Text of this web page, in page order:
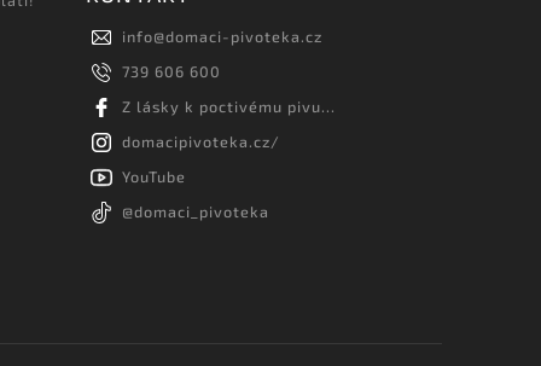
info@domaci-pivoteka.cz
739 606 600
Z lásky k poctivému pivu...
domacipivoteka.cz/
YouTube
@domaci_pivoteka